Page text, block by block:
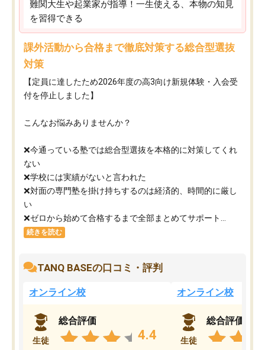
難関大生や起業家が指導！一生使える、本物の知見
を習得できる
課外活動から合格まで徹底対策する総合型選抜
対策
【定員に達したため2026年度の高3向け新規体験・入会受
付を停止しました】
こんなお悩みありませんか？
❌今通っている塾では総合型選抜を本格的に対策してくれ
ない
❌学校には実績がないと言われた
❌対面の専門塾を掛け持ちするのは経済的、時間的に厳し
い
❌ゼロから始めて合格するまで全部まとめてサポート...
続きを読む
TANQ BASEの口コミ・評判
オンライン校
生徒
総合評価
4.4
オンライン校
生徒
総合評価